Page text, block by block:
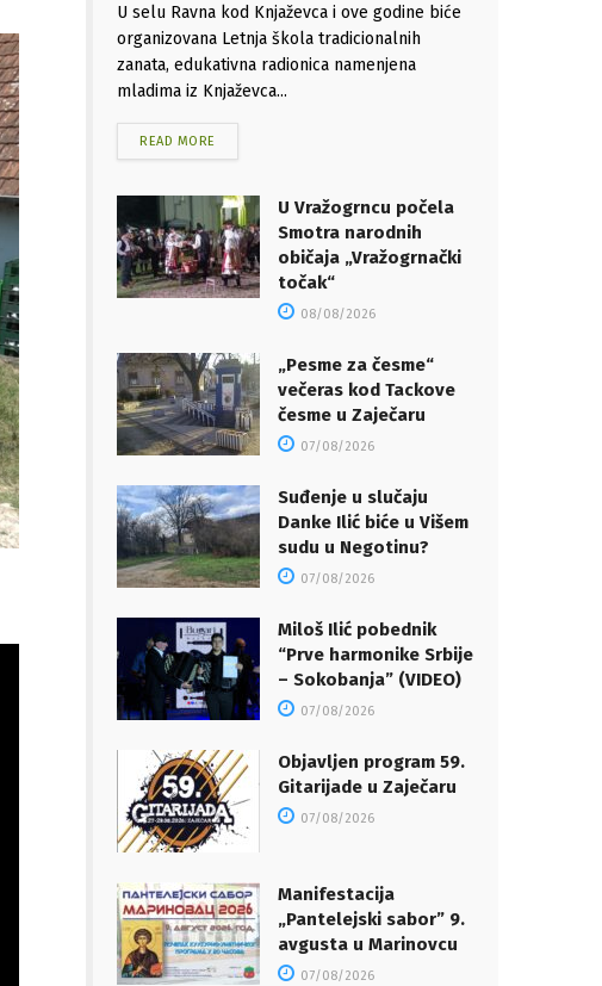
U selu Ravna kod Knjaževca i ove godine biće
organizovana Letnja škola tradicionalnih
zanata, edukativna radionica namenjena
mladima iz Knjaževca...
READ MORE
U Vražogrncu počela
Smotra narodnih
običaja „Vražogrnački
točak“
08/08/2026
„Pesme za česme“
večeras kod Tackove
česme u Zaječaru
07/08/2026
Suđenje u slučaju
Danke Ilić biće u Višem
sudu u Negotinu?
07/08/2026
Miloš Ilić pobednik
“Prve harmonike Srbije
– Sokobanja” (VIDEO)
07/08/2026
Objavljen program 59.
Gitarijade u Zaječaru
07/08/2026
Manifestacija
„Pantelejski sabor” 9.
avgusta u Marinovcu
07/08/2026